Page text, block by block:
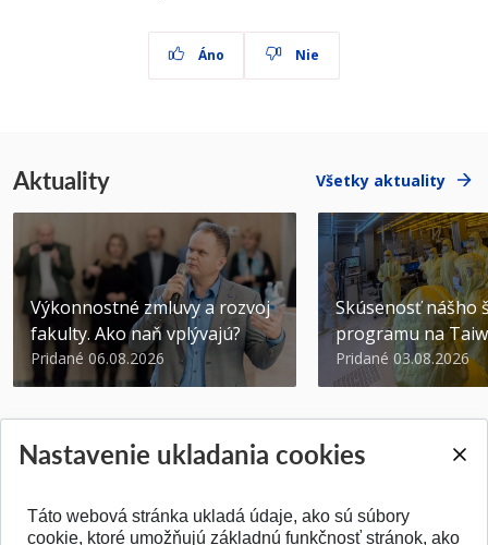
Áno Nie
Aktuality Všetky aktuality
Výkonnostné zmluvy a rozvoj
fakulty. Ako naň vplývajú?
Pridané 06.08.2026
Skúsenosť nášho
programu na
Pridané 03.08.2026
SPÄŤ NA VRCH
Nastavenie ukladania cookies
Táto webová stránka ukladá údaje, ako sú súbory
cookie, ktoré umožňujú základnú funkčnosť stránok, ako